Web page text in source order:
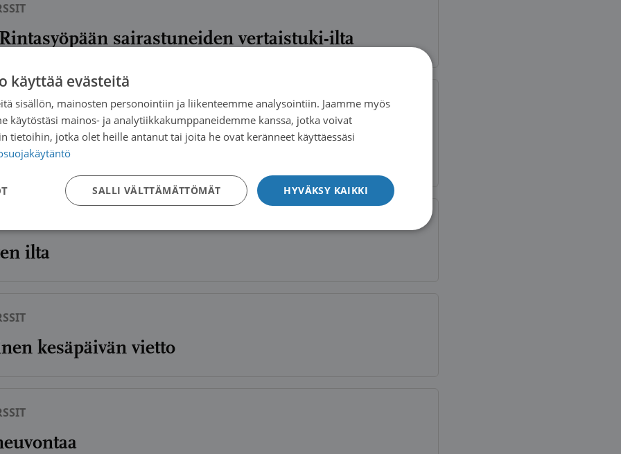
sairastuneiden vertaistuki-ilta
alueen syöpää sairastavien ja läheisten
ilta
kesäpäivän vietto
käyttää evästeitä
sisällön, mainosten personointiin ja liikenteemme analysointiin. Jaamme myös
käytöstäsi mainos- ja analytiikkakumppaneidemme kanssa, jotka voivat
tietoihin, jotka olet heille antanut tai joita he ovat keränneet käyttäessäsi
HYVÄKSY KAIKKI
SALLI VÄLTTÄMÄTTÖMÄT